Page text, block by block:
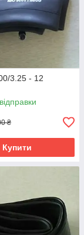
3.25 - 12
₴
Купити